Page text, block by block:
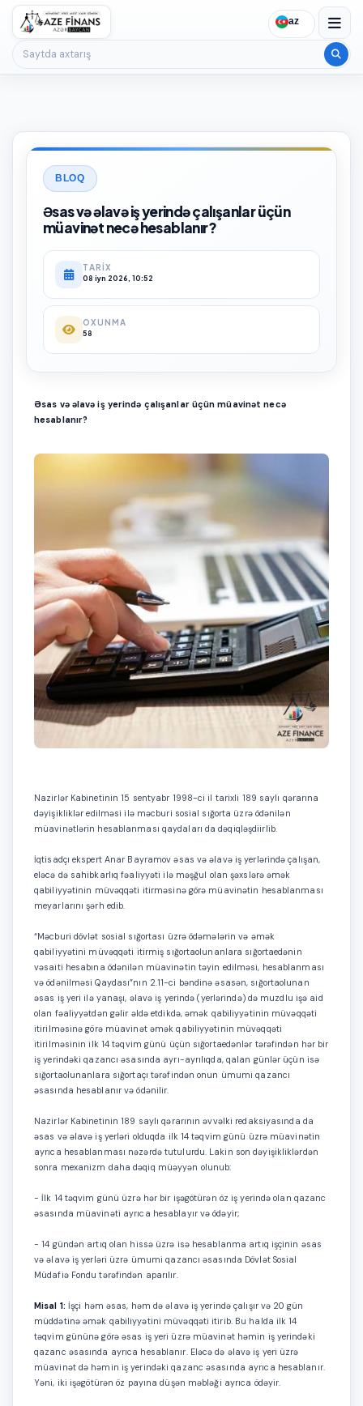
Saytda axtarış
az
BLOQ
Әsas və əlavə iş yerində çalışanlar üçün
müavinət necə hesablanır?
TARIX
08 iyn 2026, 10:52
OXUNMA
58
Әsas və əlavə iş yerində çalışanlar üçün müavinət necə
hesablanır?
Nazirlər Kabinetinin 15 sentyabr 1998-ci il tarixli 189 saylı qərarına
dəyişikliklər edilməsi ilə məcburi sosial sığorta üzrə ödənilən
müavinətlərin hesablanması qaydaları da dəqiqləşdiirlib.
İqtisadçı ekspert Anar Bayramov əsas və əlavə iş yerlərində çalışan,
eləcə də sahibkarlıq fəaliyyəti ilə məşğul olan şəxslərə əmək
qabiliyyətinin müvəqqəti itirməsinə görə müavinətin hesablanması
meyarlarını şərh edib.
“Məcburi dövlət sosial sığortası üzrə ödəmələrin və əmək
qabiliyyətini müvəqqəti itirmiş sığortaolunanlara sığortaedənin
vəsaiti hesabına ödənilən müavinətin təyin edilməsi, hesablanması
və ödənilməsi Qaydası”nın 2.11-ci bəndinə əsasən, sığortaolunan
əsas iş yeri ilə yanaşı, əlavə iş yerində (yerlərində) də muzdlu işə aid
olan fəaliyyətdən gəlir əldə etdikdə, əmək qabiliyyətinin müvəqqəti
itirilməsinə görə müavinət əmək qabiliyyətinin müvəqqəti
itirilməsinin ilk 14 təqvim günü üçün sığortaedənlər tərəfindən hər bir
iş yerindəki qazancı əsasında ayrı-ayrılıqda, qalan günlər üçün isə
sığortaolunanlara sığortaçı tərəfindən onun ümumi qazancı
əsasında hesablanır və ödənilir.
Nazirlər Kabinetinin 189 saylı qərarının əvvəlki redaksiyasında da
əsas və əlavə iş yerləri olduqda ilk 14 təqvim günü üzrə müavinətin
ayrıca hesablanması nəzərdə tutulurdu. Lakin son dəyişikliklərdən
sonra mexanizm daha dəqiq müəyyən olunub:
- İlk 14 təqvim günü üzrə hər bir işəgötürən öz iş yerində olan qazanc
əsasında müavinəti ayrıca hesablayır və ödəyir;
- 14 gündən artıq olan hissə üzrə isə hesablanma artıq işçinin əsas
və əlavə iş yerləri üzrə ümumi qazancı əsasında Dövlət Sosial
Müdafiə Fondu tərəfindən aparılır.
Misal 1: İşçi həm əsas, həm də əlavə iş yerində çalışır və 20 gün
müddətinə əmək qabiliyyətini müvəqqəti itirib. Bu halda ilk 14
təqvim gününə görə əsas iş yeri üzrə müavinət həmin iş yerindəki
qazanc əsasında ayrıca hesablanır. Eləcə də əlavə iş yeri üzrə
müavinət də həmin iş yerindəki qazanc əsasında ayrıca hesablanır.
Yəni, iki işəgötürən öz payına düşən məbləği ayrıca ödəyir.